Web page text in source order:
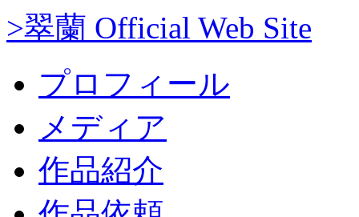
>翠蘭 Official Web Site
プロフィール
メディア
作品紹介